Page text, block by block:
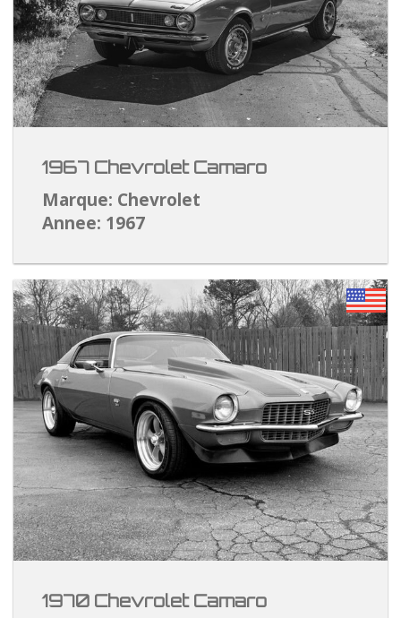
1967 Chevrolet Camaro
Marque: Chevrolet
Annee: 1967
1970 Chevrolet Camaro